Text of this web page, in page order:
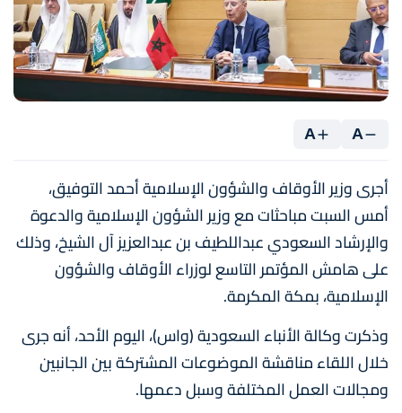
A
A
أجرى وزير الأوقاف والشؤون الإسلامية أحمد التوفيق،
أمس السبت مباحثات مع وزير الشؤون الإسلامية والدعوة
والإرشاد السعودي عبداللطيف بن عبدالعزيز آل الشيخ، وذلك
على هامش المؤتمر التاسع لوزراء الأوقاف والشؤون
الإسلامية، بمكة المكرمة.
وذكرت وكالة الأنباء السعودية (واس)، اليوم الأحد، أنه جرى
خلال اللقاء مناقشة الموضوعات المشتركة بين الجانبين
ومجالات العمل المختلفة وسبل دعمها.